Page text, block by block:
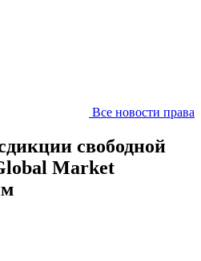
Все новости права
свободной
Market